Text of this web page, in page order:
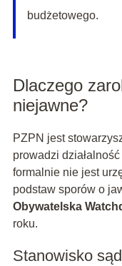
budżetowego.
Dlaczego
niejawne?
PZPN jest
prowadzi
formalnie nie jest
podstaw sporów o
Obywatelska
roku.
Stanowisko